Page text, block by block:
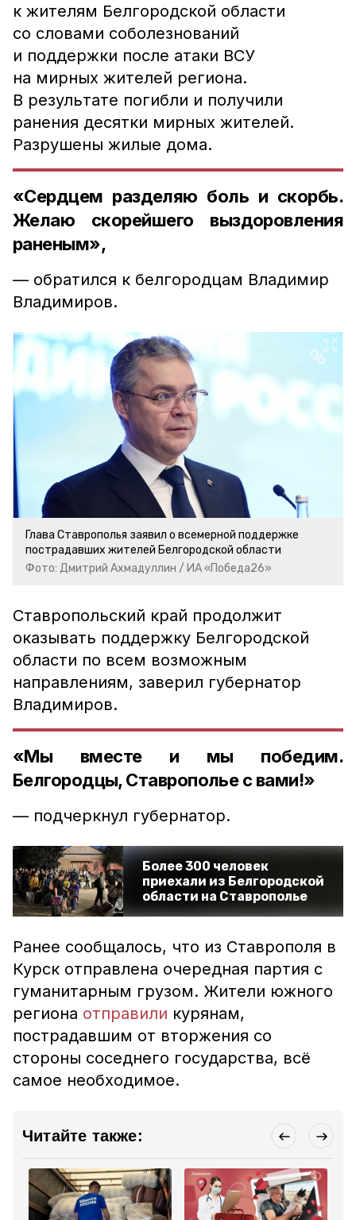
к жителям Белгородской области
со словами соболезнований
и поддержки после атаки ВСУ
на мирных жителей региона.
В результате погибли и получили
ранения десятки мирных жителей.
Разрушены жилые дома.
«Сердцем разделяю боль и скорбь.
Желаю скорейшего выздоровления
раненым»,
— обратился к белгородцам Владимир
Владимиров.
Глава Ставрополья заявил о всемерной поддержке
пострадавших жителей Белгородской области
Фото: Дмитрий Ахмадуллин / ИА «Победа26»
Ставропольский край продолжит
оказывать поддержку Белгородской
области по всем возможным
направлениям, заверил губернатор
Владимиров.
«Мы вместе и мы победим.
Белгородцы, Ставрополье с вами!»
— подчеркнул губернатор.
Более 300 человек
приехали из Белгородской
области на Ставрополье
Ранее сообщалось, что из Ставрополя в
Курск отправлена очередная партия с
гуманитарным грузом. Жители южного
региона отправили курянам,
пострадавшим от вторжения со
стороны соседнего государства, всё
самое необходимое.
Читайте также: